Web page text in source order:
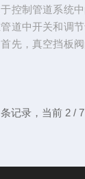
控制管道系统
道中开关和调
先，真空挡板
重新组装该阀门
记录，当前 2 /